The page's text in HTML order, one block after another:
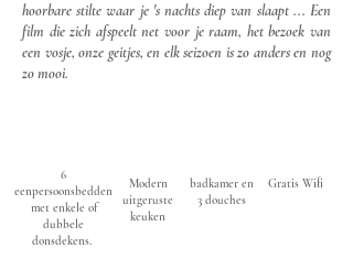
hoorbare stilte waar je 's nachts diep van slaapt ... Een
film die zich afspeelt net voor je raam, het bezoek van
een vosje, onze geitjes, en elk seizoen is zo anders en nog
zo mooi.
6
eenpersoonsbedden
met enkele of
dubbele
donsdekens.
Modern
uitgeruste
keuken
badkamer en
3 douches
Gratis Wifi